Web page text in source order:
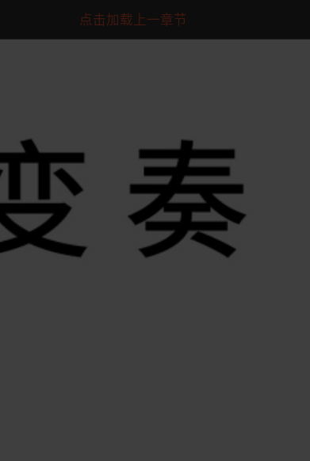
点击加载上一章节